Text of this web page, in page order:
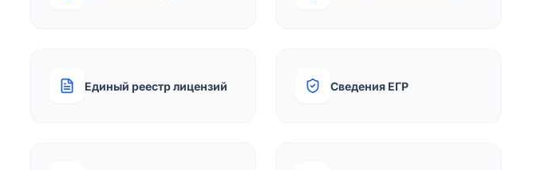
Единый реестр лицензий Сведения ЕГР